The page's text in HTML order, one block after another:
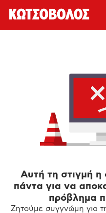
Αυτή τη στιγμή η
πάντα για να
πρόβλημα
Ζητούμε συγγνώμη για